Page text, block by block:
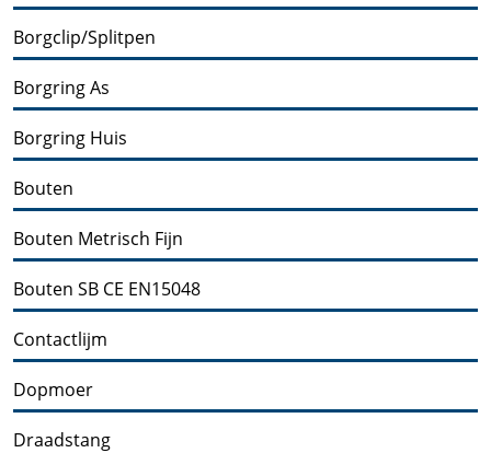
Borgclip/Splitpen
Borgring As
Borgring Huis
Bouten
Bouten Metrisch Fijn
Bouten SB CE EN15048
Contactlijm
Dopmoer
Draadstang